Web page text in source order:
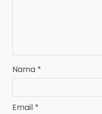
Nama *
Email *